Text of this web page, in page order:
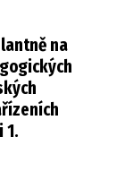
na
1.